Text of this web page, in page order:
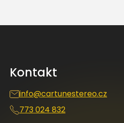
Kontakt
info@cartunestereo.cz
773 024 832